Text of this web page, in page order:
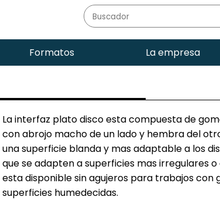
Formatos La empresa
La interfaz plato disco esta compuesta de
con abrojo macho de un lado y hembra del
una superficie blanda y mas adaptable a los
que se adapten a superficies mas irregulares
esta disponible sin agujeros para trabajos con
superficies humedecidas.